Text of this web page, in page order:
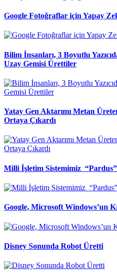
Google Fotoğraflar için Yapay
Bilim İnsanları, 3 Boyutlu
Uzay Gemisi Ürettiler
Yatay Gen Aktarımı Metan
Ortaya Çıkardı
Milli İşletim Sistemimiz
Google, Microsoft Windows’un
Disney Sonunda Robot Üretti